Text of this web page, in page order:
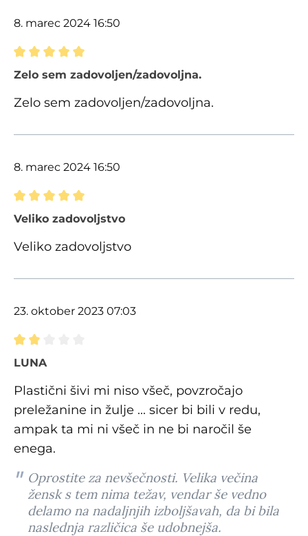
8. marec 2024 16:50
Ocena z oceno 5 od 5 zvezdic
Zelo sem zadovoljen/zadovoljna.
Zelo sem zadovoljen/zadovoljna.
8. marec 2024 16:50
Ocena z oceno 5 od 5 zvezdic
Veliko zadovoljstvo
Veliko zadovoljstvo
23. oktober 2023 07:03
Ocena z oceno 2 od 5 zvezdic
LUNA
Plastični šivi mi niso všeč, povzročajo
preležanine in žulje ... sicer bi bili v redu,
ampak ta mi ni všeč in ne bi naročil še
enega.
Oprostite za nevšečnosti. Velika večina
žensk s tem nima težav, vendar še vedno
delamo na nadaljnjih izboljšavah, da bi bila
naslednja različica še udobnejša.